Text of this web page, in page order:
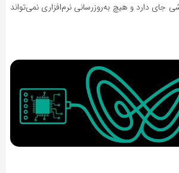
جای دارد و هیچ به‌روزرسانی نرم‌افزاری نمی‌تواند